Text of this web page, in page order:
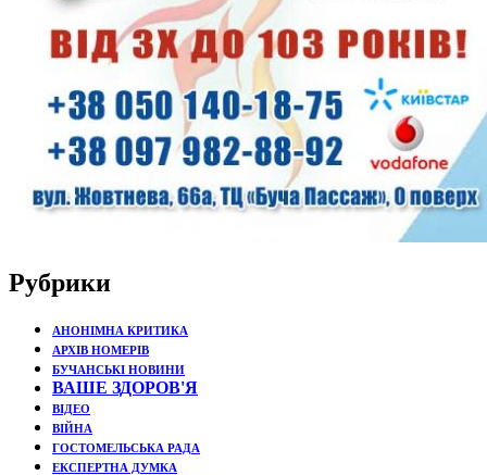
Рубрики
АНОНІМНА КРИТИКА
АРХІВ НОМЕРІВ
БУЧАНСЬКІ НОВИНИ
ВАШЕ ЗДОРОВ'Я
ВІДЕО
ВІЙНА
ГОСТОМЕЛЬСЬКА РАДА
ЕКСПЕРТНА ДУМКА